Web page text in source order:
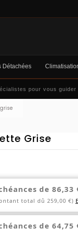
Détachées
pour vous guider
Grise
de 86,33
total dû 259,00 €)
de 64,75